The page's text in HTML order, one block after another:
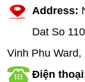
Address:
Dat So
Vinh Phu
Điện